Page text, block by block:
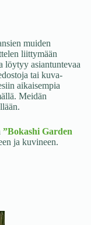
muiden
liittymään
löytyy asiantuntevaa
tai kuva-
aikaisempia
Meidän
”Bokashi Garden
ja kuvineen.